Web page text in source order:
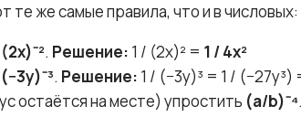
те же самые правила, что и в числовых:
(2x)⁻². Решение: 1 / (2x)² = 1 / 4x²
(−3y)⁻³. Решение: 1 / (−3y)³ = 1 / (−27y³)
остаётся на месте) упростить (a/b)⁻⁴.